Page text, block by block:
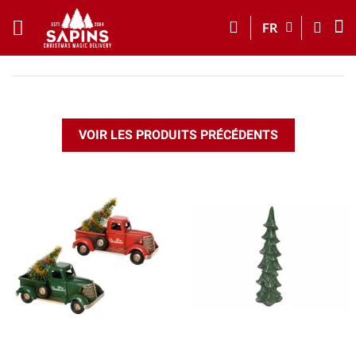
FR
VOIR LES PRODUITS PRÉCÉDENTS